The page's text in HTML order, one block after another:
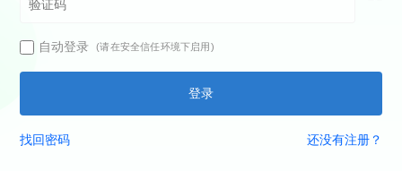
自动登录 (请在安全信任环境下启用)
登录
找回密码 还没有注册？